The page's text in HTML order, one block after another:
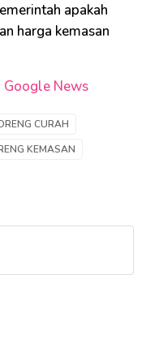
apakah
harga kemasan
Google News
CURAH
KEMASAN